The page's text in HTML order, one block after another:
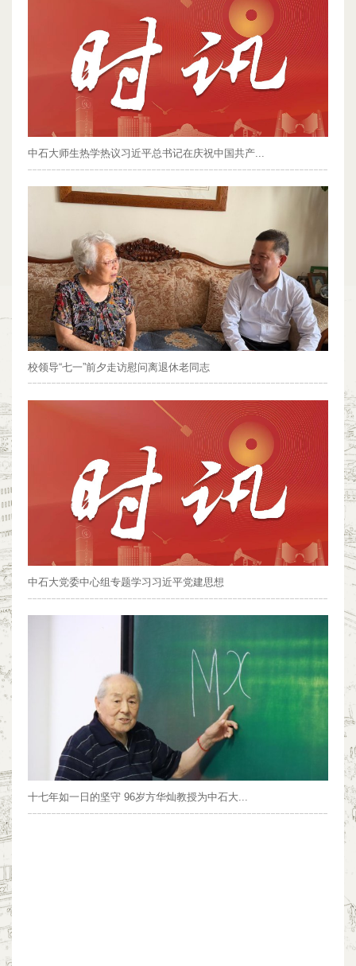
中石大师生热学热议习近平总书记在庆祝中国共产...
校领导“七一”前夕走访慰问离退休老同志
中石大党委中心组专题学习习近平党建思想
十七年如一日的坚守 96岁方华灿教授为中石大...